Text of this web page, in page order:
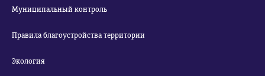
Муниципальный контроль
Правила благоустройства территории
Экология